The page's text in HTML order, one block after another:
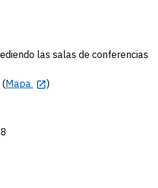
las salas de conferencias
(Mapa
)